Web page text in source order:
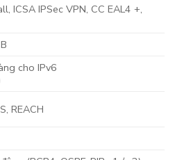
ICSA IPSec VPN, CC EAL4 +,
cho IPv6
REACH